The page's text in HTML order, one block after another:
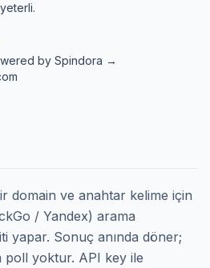
by Spindora →
domain ve anahtar kelime için
/ Yandex) arama
yapar. Sonuç anında döner;
yoktur. API key ile